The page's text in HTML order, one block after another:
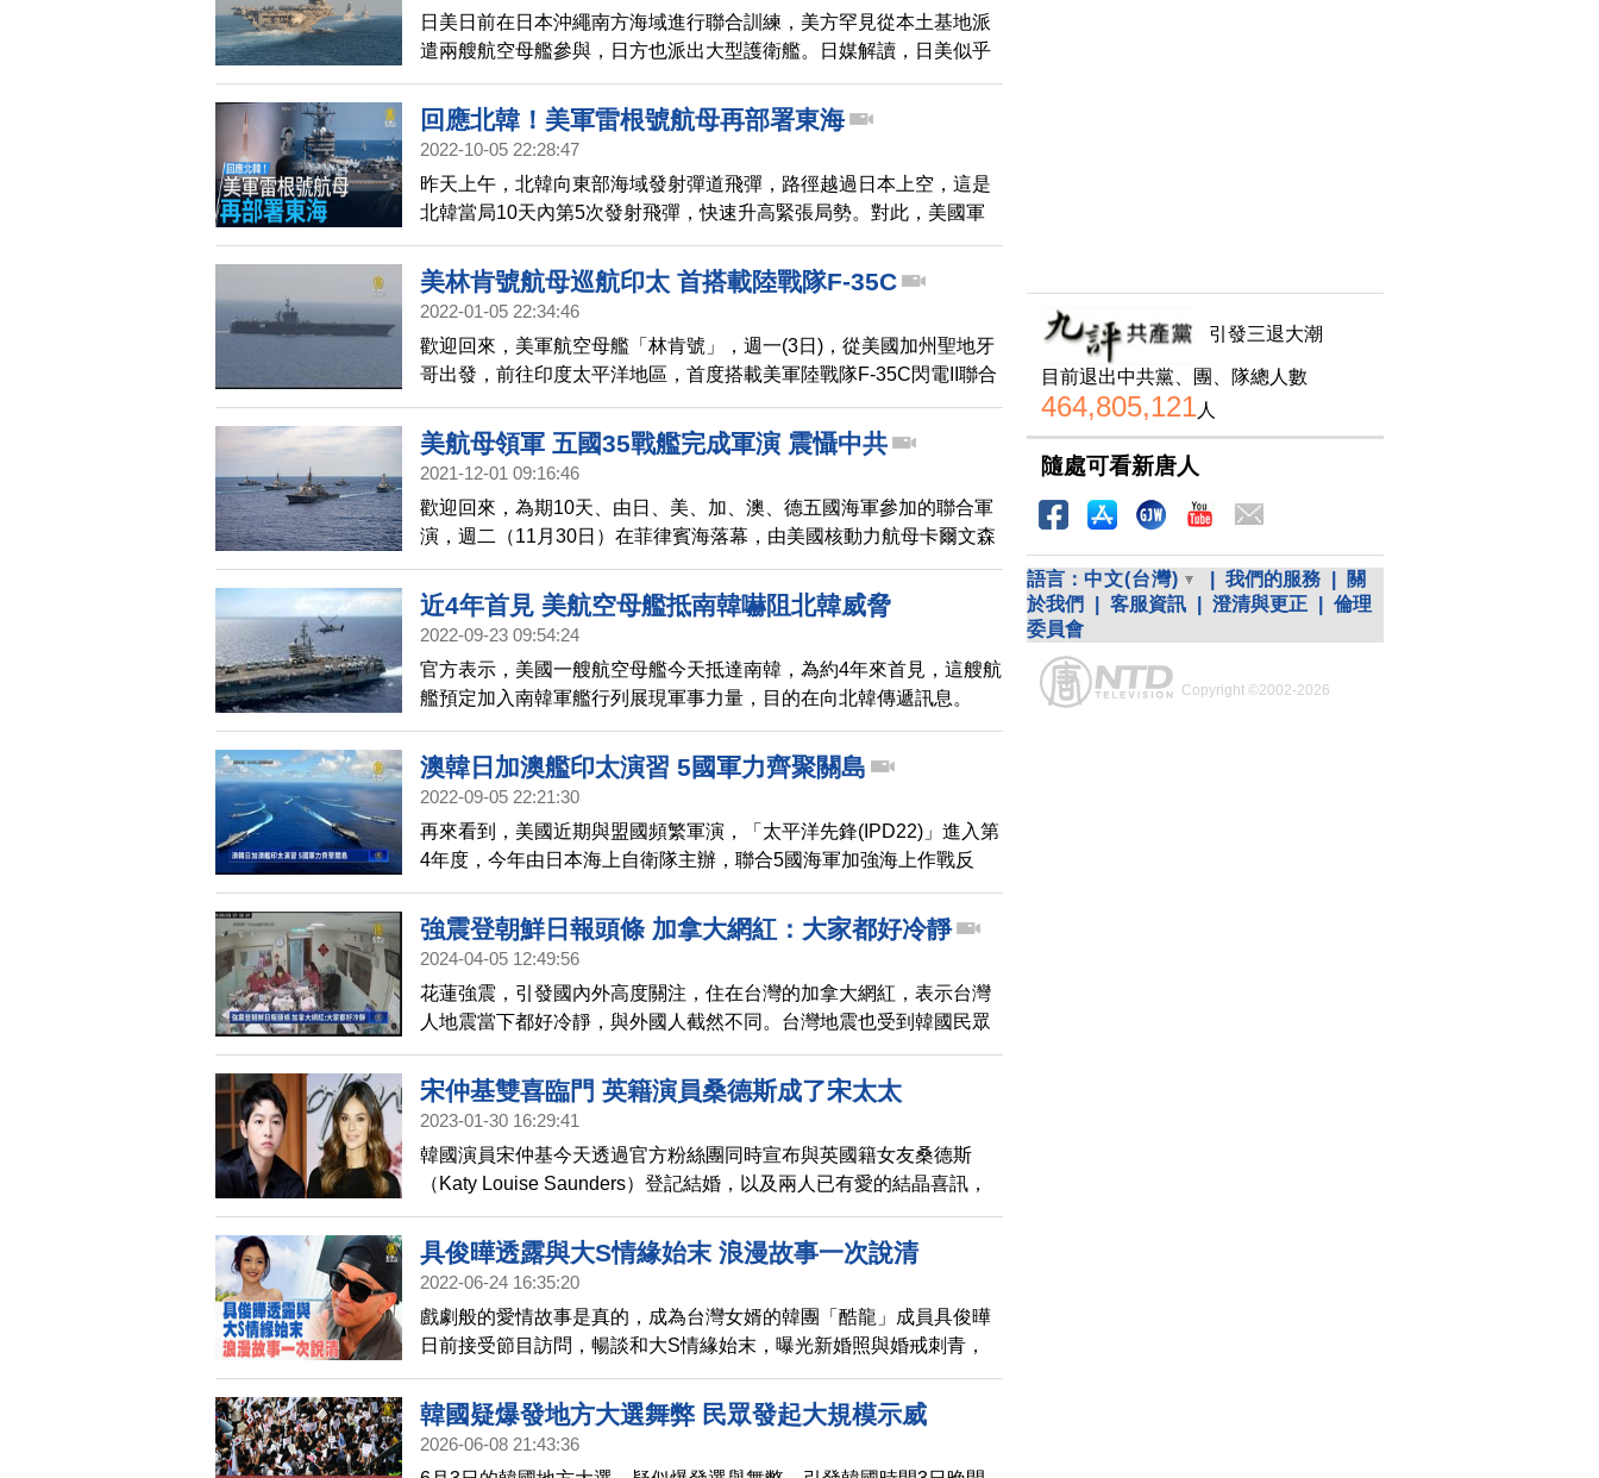
國為首的六國 美加澳印日韓，2022年「海龍」反潛聯合演習5日也在
關島啟動，要共同應對印太地區傳統和非傳統的海上安全挑戰。而關
島也
日美日前在日本沖繩南方海域進行聯合訓練，美方罕見從本土基地派
遣兩艘航空母艦參與，日方也派出大型護衛艦。日媒解讀，日美似乎
顧及強化發展海洋的中國，有意強調日美合作。
回應北韓！美軍雷根號航母再部署東海
2022-10-05 22:28:47
昨天上午，北韓向東部海域發射彈道飛彈，路徑越過日本上空，這是
北韓當局10天內第5次發射飛彈，快速升高緊張局勢。對此，美國軍
方也再次將航空母艦雷根號部署在東海。日前，雷根號才與日本和韓
國進行4天的聯合演訓，結束後僅5天又被部署到東海，可以說是相當
罕見。
美林肯號航母巡航印太 首搭載陸戰隊F-35C
2022-01-05 22:34:46
歡迎回來，美軍航空母艦「林肯號」，週一(3日)，從美國加州聖地牙
哥出發，前往印度太平洋地區，首度搭載美軍陸戰隊F-35C閃電II聯合
攻擊戰鬥機。而「林肯號」也成為繼「卡爾文森號」之後，美軍第二
艘部署F-35C的尼米茲級航艦。
美航母領軍 五國35戰艦完成軍演 震懾中共
2021-12-01 09:16:46
歡迎回來，為期10天、由日、美、加、澳、德五國海軍參加的聯合軍
演，週二（11月30日）在菲律賓海落幕，由美國核動力航母卡爾文森
號領航，五國35艘戰艦和數十架軍機參加。聯合演習目的是，威懾中
共的海外擴張野心。
近4年首見 美航空母艦抵南韓嚇阻北韓威脅
2022-09-23 09:54:24
官方表示，美國一艘航空母艦今天抵達南韓，為約4年來首見，這艘航
艦預定加入南韓軍艦行列展現軍事力量，目的在向北韓傳遞訊息。
澳韓日加澳艦印太演習 5國軍力齊聚關島
2022-09-05 22:21:30
再來看到，美國近期與盟國頻繁軍演，「太平洋先鋒(IPD22)」進入第
4年度，今年由日本海上自衛隊主辦，聯合5國海軍加強海上作戰反
潛、空戰等，日美同盟與澳洲、韓國、加拿大在關島海域啟動「2022
年太平洋先鋒」聯合軍事演習，1張包括澳洲、韓國、日本等多國的驅
逐艦、巡洋艦等一字排開的照片，相當壯觀。引人注目的是，南韓在
強震登朝鮮日報頭條 加拿大網紅：大家都好冷靜
2024-04-05 12:49:56
花蓮強震，引發國內外高度關注，住在台灣的加拿大網紅，表示台灣
人地震當下都好冷靜，與外國人截然不同。台灣地震也受到韓國民眾
關注，而婦產科護士在地震當下，挺身保護嬰兒的畫面，也登上《朝
鮮日報》的大頭條。
宋仲基雙喜臨門 英籍演員桑德斯成了宋太太
2023-01-30 16:29:41
韓國演員宋仲基今天透過官方粉絲團同時宣布與英國籍女友桑德斯
（Katy Louise Saunders）登記結婚，以及兩人已有愛的結晶喜訊，
女方身分也再次引起媒體關注。
具俊曄透露與大S情緣始末 浪漫故事一次說清
2022-06-24 16:35:20
戲劇般的愛情故事是真的，成為台灣女婿的韓團「酷龍」成員具俊曄
日前接受節目訪問，暢談和大S情緣始末，曝光新婚照與婚戒刺青，
並浪漫告白：「她現在對我來說也仍舊是個少女。」
韓國疑爆發地方大選舞弊 民眾發起大規模示威
2026-06-08 21:43:36
引發三退大潮
目前退出中共黨、團、隊總人數
464,805,121人
隨處可看新唐人
語言： 中文(台灣) 我們的服務
關
於我們
客服資訊 澄清與更正
倫理
委員會
Copyright ©2002-2026